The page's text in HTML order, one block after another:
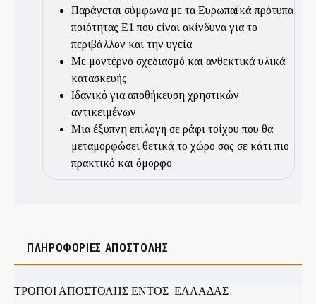
Παράγεται σύμφωνα με τα Ευρωπαϊκά πρότυπα
ποιότητας Ε1 που είναι ακίνδυνα για το
περιβάλλον και την υγεία
Με μοντέρνο σχεδιασμό και ανθεκτικά υλικά
κατασκευής
Ιδανικό για αποθήκευση χρηστικών
αντικειμένων
Μια έξυπνη επιλογή σε ράφι τοίχου που θα
μεταμορφώσει θετικά το χώρο σας σε κάτι πιο
πρακτικό και όμορφο
ΠΛΗΡΟΦΟΡΊΕΣ ΑΠΟΣΤΟΛΉΣ
ΤΡΟΠΟΙ ΑΠΟΣΤΟΛΗΣ ΕΝΤΟΣ ΕΛΛΑΔΑΣ